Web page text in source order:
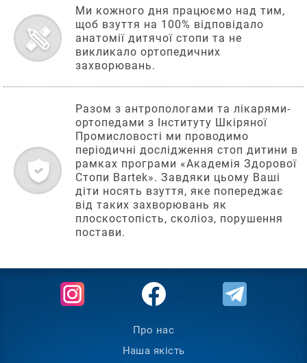
Ми кожного дня працюємо над тим,
щоб взуття на 100% відповідало
анатомії дитячої стопи та не
викликало ортопедичних
захворювань.
Разом з антропологами та лікарями-
ортопедами з Інституту Шкіряної
Промисловості ми проводимо
періодичні дослідження стоп дитини в
рамках програми «Академія Здорової
Стопи Bartek». Завдяки цьому Ваші
діти носять взуття, яке попереджає
від таких захворювань як
плоскостопість, сколіоз, порушення
постави.
Про нас
Наша якість
Інформація
Ми
в
мережах:
Instagram Facebook Telegram